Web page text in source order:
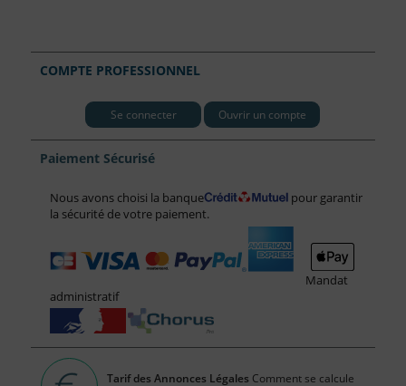
COMPTE PROFESSIONNEL
Se connecter Ouvrir un compte
Paiement Sécurisé
Nous avons choisi la banque
pour garantir
la sécurité de votre paiement.
Mandat
administratif
Tarif des Annonces Légales Comment se calcule